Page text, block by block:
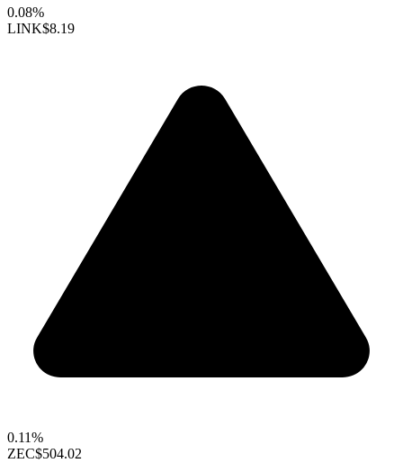
0.08%
LINK$8.19
0.11%
ZEC$504.02